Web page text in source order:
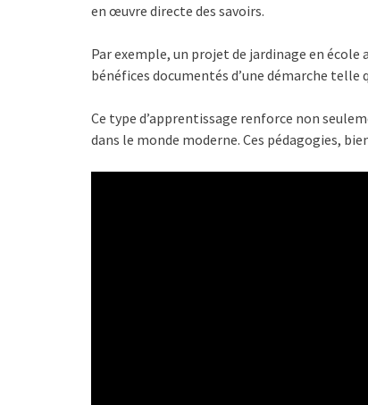
en œuvre directe des savoirs.
Par exemple, un projet de jardinage en
bénéfices documentés d’une démarche telle
Ce type d’apprentissage renforce non
dans le monde moderne. Ces pédagogies,